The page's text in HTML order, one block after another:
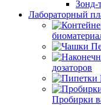
Зонд-
Лабораторный
дозаторов
Пробирки